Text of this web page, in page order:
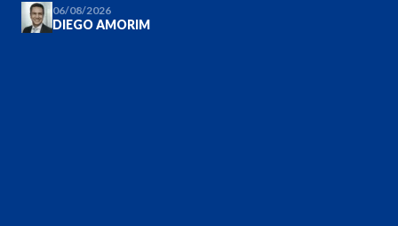
06/08/2026
DIEGO AMORIM